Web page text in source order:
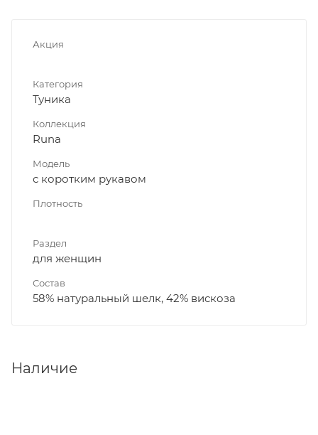
Акция
Категория
Туника
Коллекция
Runa
Модель
с коротким рукавом
Плотность
Раздел
для женщин
Состав
58% натуральный шелк, 42% вискоза
Наличие